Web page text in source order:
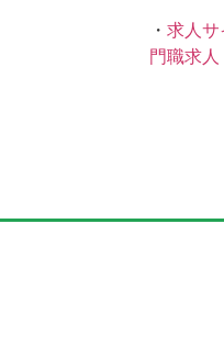
・ 求人サ
門職求人